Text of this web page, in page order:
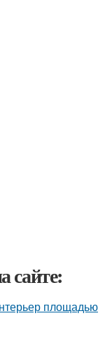
сайте:
площадью